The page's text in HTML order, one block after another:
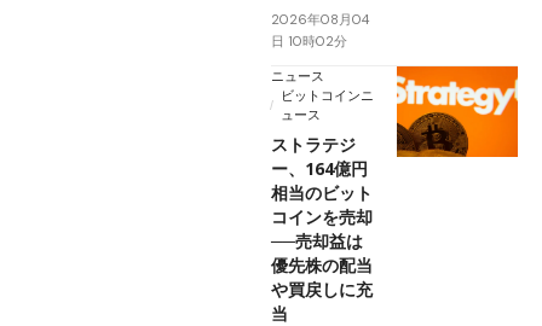
2026年08月04
日 10時02分
ニュース
ビットコインニ
ュース
ストラテジ
ー、164億円
相当のビット
コインを売却
──売却益は
優先株の配当
や買戻しに充
当